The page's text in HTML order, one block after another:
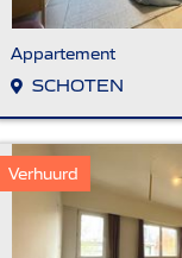
Appartement
SCHOTEN
Verhuurd